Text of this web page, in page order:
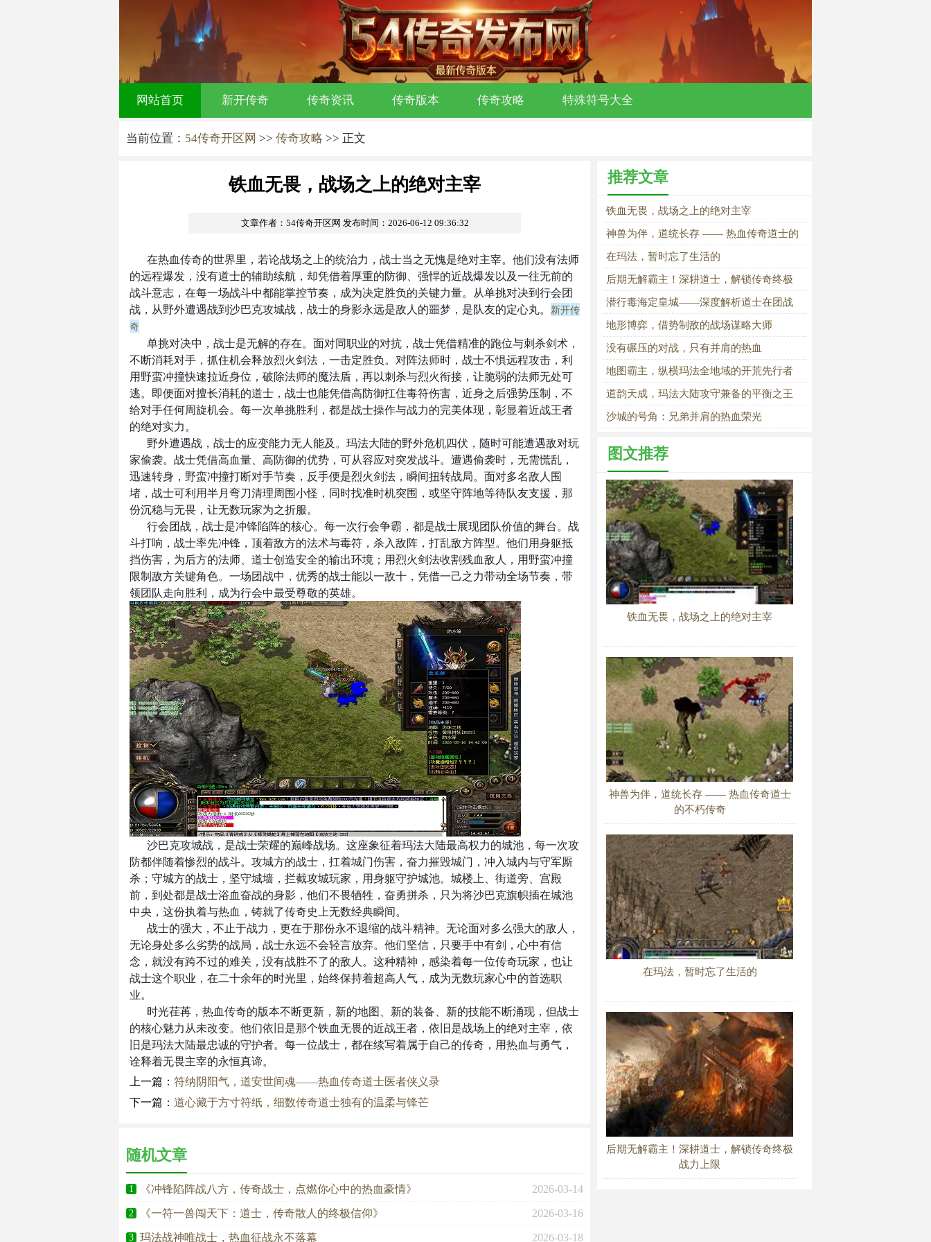
网站首页 新开传奇 传奇资讯 传奇版本 传奇攻略 特殊符号大全
当前位置： 54传奇开区网 >> 传奇攻略 >> 正文
铁血无畏，战场之上的绝对主宰
文章作者：54传奇开区网 发布时间：2026-06-12 09:36:32
在热血传奇的世界里，若论战场之上的统治力，战士当之无愧是绝对主宰。他们没有法师
的远程爆发，没有道士的辅助续航，却凭借着厚重的防御、强悍的近战爆发以及一往无前的
战斗意志，在每一场战斗中都能掌控节奏，成为决定胜负的关键力量。从单挑对决到行会团
战，从野外遭遇战到沙巴克攻城战，战士的身影永远是敌人的噩梦，是队友的定心丸。
新开传
奇
单挑对决中，战士是无解的存在。面对同职业的对抗，战士凭借精准的跑位与刺杀剑术，
不断消耗对手，抓住机会释放烈火剑法，一击定胜负。对阵法师时，战士不惧远程攻击，利
用野蛮冲撞快速拉近身位，破除法师的魔法盾，再以刺杀与烈火衔接，让脆弱的法师无处可
逃。即便面对擅长消耗的道士，战士也能凭借高防御扛住毒符伤害，近身之后强势压制，不
给对手任何周旋机会。每一次单挑胜利，都是战士操作与战力的完美体现，彰显着近战王者
的绝对实力。
野外遭遇战，战士的应变能力无人能及。玛法大陆的野外危机四伏，随时可能遭遇敌对玩
家偷袭。战士凭借高血量、高防御的优势，可从容应对突发战斗。遭遇偷袭时，无需慌乱，
迅速转身，野蛮冲撞打断对手节奏，反手便是烈火剑法，瞬间扭转战局。面对多名敌人围
堵，战士可利用半月弯刀清理周围小怪，同时找准时机突围，或坚守阵地等待队友支援，那
份沉稳与无畏，让无数玩家为之折服。
行会团战，战士是冲锋陷阵的核心。每一次行会争霸，都是战士展现团队价值的舞台。战
斗打响，战士率先冲锋，顶着敌方的法术与毒符，杀入敌阵，打乱敌方阵型。他们用身躯抵
挡伤害，为后方的法师、道士创造安全的输出环境；用烈火剑法收割残血敌人，用野蛮冲撞
限制敌方关键角色。一场团战中，优秀的战士能以一敌十，凭借一己之力带动全场节奏，带
领团队走向胜利，成为行会中最受尊敬的英雄。
沙巴克攻城战，是战士荣耀的巅峰战场。这座象征着玛法大陆最高权力的城池，每一次攻
防都伴随着惨烈的战斗。攻城方的战士，扛着城门伤害，奋力摧毁城门，冲入城内与守军厮
杀；守城方的战士，坚守城墙，拦截攻城玩家，用身躯守护城池。城楼上、街道旁、宫殿
前，到处都是战士浴血奋战的身影，他们不畏牺牲，奋勇拼杀，只为将沙巴克旗帜插在城池
中央，这份执着与热血，铸就了传奇史上无数经典瞬间。
战士的强大，不止于战力，更在于那份永不退缩的战斗精神。无论面对多么强大的敌人，
无论身处多么劣势的战局，战士永远不会轻言放弃。他们坚信，只要手中有剑，心中有信
念，就没有跨不过的难关，没有战胜不了的敌人。这种精神，感染着每一位传奇玩家，也让
战士这个职业，在二十余年的时光里，始终保持着超高人气，成为无数玩家心中的首选职
业。
时光荏苒，热血传奇的版本不断更新，新的地图、新的装备、新的技能不断涌现，但战士
的核心魅力从未改变。他们依旧是那个铁血无畏的近战王者，依旧是战场上的绝对主宰，依
旧是玛法大陆最忠诚的守护者。每一位战士，都在续写着属于自己的传奇，用热血与勇气，
诠释着无畏主宰的永恒真谛。
上一篇： 符纳阴阳气，道安世间魂——热血传奇道士医者侠义录
下一篇： 道心藏于方寸符纸，细数传奇道士独有的温柔与锋芒
随机文章
2026-03-14
1 《冲锋陷阵战八方，传奇战士，点燃你心中的热血豪情》
2026-03-16
2 《一符一兽闯天下：道士，传奇散人的终极信仰》
2026-03-18
3 玛法战神唯战士，热血征战永不落幕
推荐文章
铁血无畏，战场之上的绝对主宰
神兽为伴，道统长存 —— 热血传奇道士的
不朽传奇
在玛法，暂时忘了生活的
后期无解霸主！深耕道士，解锁传奇终极
战力上限
潜行毒海定皇城——深度解析道士在团战
中的隐形统治力
地形博弈，借势制敌的战场谋略大师
没有碾压的对战，只有并肩的热血
地图霸主，纵横玛法全地域的开荒先行者
道韵天成，玛法大陆攻守兼备的平衡之王
沙城的号角：兄弟并肩的热血荣光
图文推荐
铁血无畏，战场之上的绝对主宰
神兽为伴，道统长存 —— 热血传奇道士
的不朽传奇
在玛法，暂时忘了生活的
后期无解霸主！深耕道士，解锁传奇终极
战力上限